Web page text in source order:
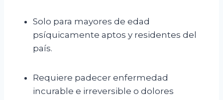
Solo para mayores de edad
psíquicamente aptos y residentes del
país.
Requiere padecer enfermedad
incurable e irreversible o dolores